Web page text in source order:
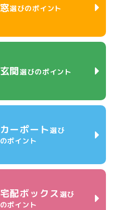
窓選びのポイント
玄関選びのポイント
カーポート選び
のポイント
宅配ボックス 選び
のポイント